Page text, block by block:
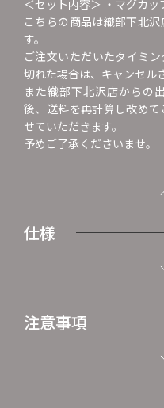
＜セット内容＞ ・マグカ
こちらの商品は織部下北
す。
ご注文いただいたタイミ
切れた場合は、キャンセル
また織部下北沢店からの
後、送料を再計算し改め
せていただきます。
予めご了承くださいませ。
仕様
注意事項